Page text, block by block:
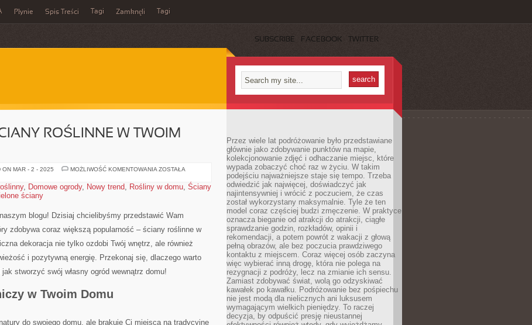
Płynie Spis Treści Tagi Zamknęli Tagi
SUBSCRIBE FACEBOOK TWITTER
ROŚLINNE W TWOIM
ON MAR - 2 - 2025 MOŻLIWOŚĆ KOMENTOWANIA NOWY
ROŚLINNE
ZOSTAŁA
, Domowe ogrody, Nowy trend, Rośliny w domu, Ściany
ściany
blogu! Dzisiaj ‍chcielibyśmy⁢ przedstawić‍ Wam
zdobywa coraz ‍większą popularność – ściany roślinne​ w
dekoracja nie‌ tylko ozdobi Twój ⁢wnętrz, ale również
i pozytywną energię. ​Przekonaj się, dlaczego warto
stworzyć swój⁣ własny ogród wewnątrz ‍domu!
⁢w Twoim Domu
do swojego domu, ale ‌brakuje⁢ Ci miejsca na tradycyjne
Przez wiele lat podróżowanie było przedstawiane
głównie jako zdobywanie punktów na mapie,
kolekcjonowanie zdjęć i odhaczanie miejsc, które
wypada zobaczyć choć raz w życiu. W takim
podejściu najważniejsze staje się tempo. Trzeba
odwiedzić jak najwięcej, doświadczyć jak
najintensywniej i wrócić z poczuciem, że czas
został wykorzystany maksymalnie. Tyle że ten
model coraz częściej budzi zmęczenie. W praktyce
oznacza bieganie od atrakcji do atrakcji, ciągłe
sprawdzanie godzin, rozkładów, opinii i
rekomendacji, a potem powrót z wakacji z głową
pełną obrazów, ale bez poczucia prawdziwego
kontaktu z miejscem. Coraz więcej osób zaczyna
więc wybierać inną drogę, która nie polega na
rezygnacji z podróży, lecz na zmianie ich sensu.
Zamiast zdobywać świat, wolą go odzyskiwać
kawałek po kawałku. Podróżowanie bez pośpiechu
nie jest modą dla nielicznych ani luksusem
wymagającym wielkich pieniędzy. To raczej
decyzja, by odpuścić presję nieustannej